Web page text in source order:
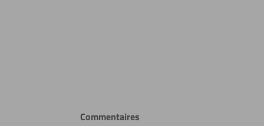
Commentaires